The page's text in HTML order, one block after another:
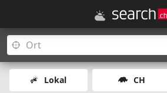
Lokal CH